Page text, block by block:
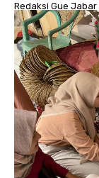
Redaksi Gue Jabar